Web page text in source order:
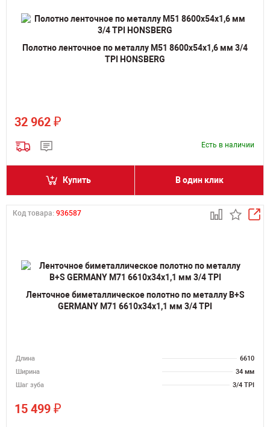
Полотно ленточное по металлу M51 8600х54х1,6 мм 3/4
TPI HONSBERG
32 962 ₽
Есть в наличии
Купить В один клик
Код товара: 936587
Ленточное биметаллическое полотно по металлу B+S
GERMANY M71 6610х34х1,1 мм 3/4 TPI
Длина
6610
Ширина
34 мм
Шаг зуба
3/4 TPI
15 499 ₽